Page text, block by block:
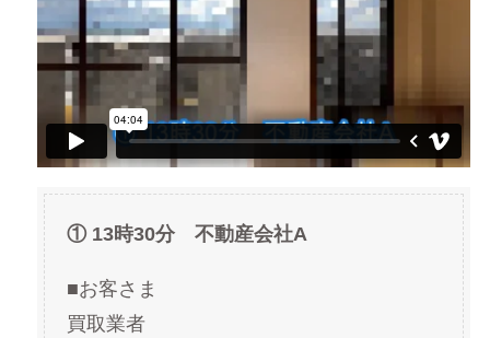
① 13時30分 不動産会社A
■お客さま
買取業者